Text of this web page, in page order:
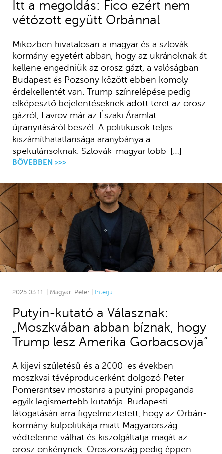
Itt a megoldás: Fico ezért nem
vétózott együtt Orbánnal
Miközben hivatalosan a magyar és a szlovák
kormány egyetért abban, hogy az ukránoknak át
kellene engedniük az orosz gázt, a valóságban
Budapest és Pozsony között ebben komoly
érdekellentét van. Trump színrelépése pedig
elképesztő bejelentéseknek adott teret az orosz
gázról, Lavrov már az Északi Áramlat
újranyitásáról beszél. A politikusok teljes
kiszámíthatatlansága aranybánya a
spekulánsoknak. Szlovák-magyar lobbi […]
BŐVEBBEN >>>
2025.03.11. | Magyari Péter | Interjú
Putyin-kutató a Válasznak:
„Moszkvában abban bíznak, hogy
Trump lesz Amerika Gorbacsovja”
A kijevi születésű és a 2000-es években
moszkvai tévéproducerként dolgozó Peter
Pomerantsev mostanra a putyini propaganda
egyik legismertebb kutatója. Budapesti
látogatásán arra figyelmeztetett, hogy az Orbán-
kormány külpolitikája miatt Magyarország
védtelenné válhat és kiszolgáltatja magát az
orosz önkénynek. Oroszország pedig éppen